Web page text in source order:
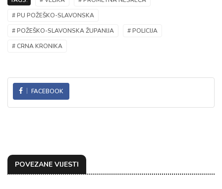
# PU POŽEŠKO-SLAVONSKA
# POŽEŠKO-SLAVONSKA ŽUPANIJA
# POLICIJA
# CRNA KRONIKA
FACEBOOK
POVEZANE VIJESTI